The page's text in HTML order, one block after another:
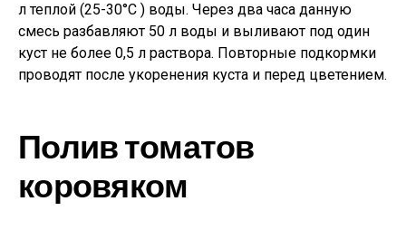
л теплой (25-30°С ) воды. Через два часа данную
смесь разбавляют 50 л воды и выливают под один
куст не более 0,5 л раствора. Повторные подкормки
проводят после укоренения куста и перед цветением.
Полив томатов
коровяком